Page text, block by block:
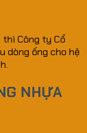
thì Công ty Cổ
dòng ống cho hệ
NHỰA